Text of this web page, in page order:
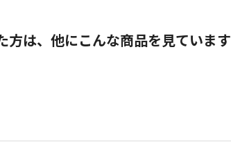
方は、他にこんな商品を見ています